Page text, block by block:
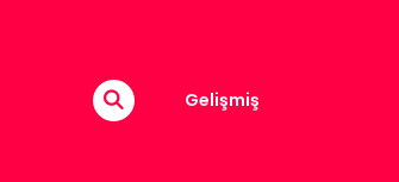
Gelişmiş